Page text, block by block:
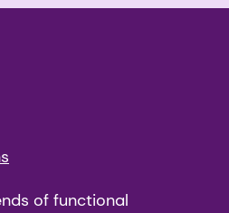
of functional